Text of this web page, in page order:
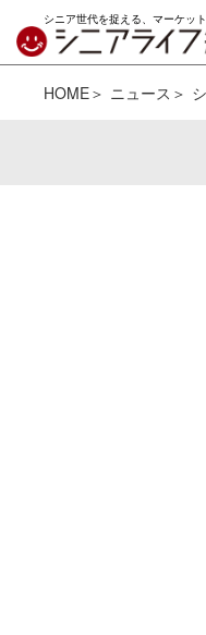
シニア世代を捉える、マーケッ
HOME ニュース